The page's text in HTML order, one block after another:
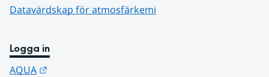
Datavärdskap för atmosfärkemi
Logga in
AQUA